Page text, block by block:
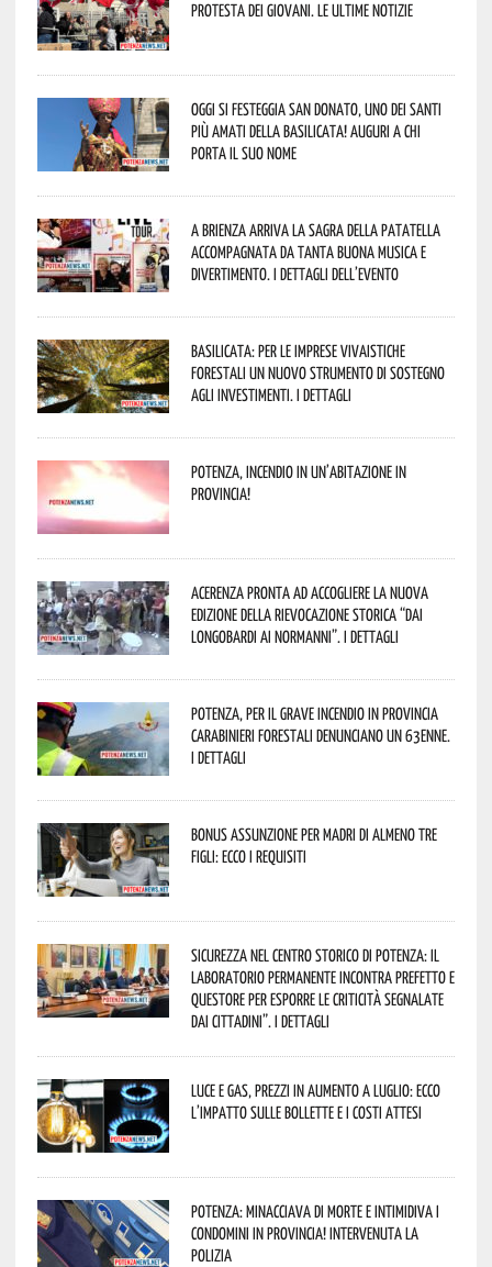
protesta dei giovani. Le ultime notizie
Oggi si festeggia San Donato, uno dei Santi
più amati della Basilicata! Auguri a chi
porta il suo nome
A Brienza arriva la Sagra della Patatella
accompagnata da tanta buona musica e
divertimento. I dettagli dell’evento
Basilicata: per le imprese vivaistiche
forestali un nuovo strumento di sostegno
agli investimenti. I dettagli
Potenza, incendio in un’abitazione in
provincia!
Acerenza pronta ad accogliere la nuova
edizione della rievocazione storica “Dai
Longobardi ai Normanni”. I dettagli
Potenza, per il grave incendio in Provincia
Carabinieri forestali denunciano un 63enne.
I dettagli
Bonus assunzione per madri di almeno tre
figli: ecco i requisiti
Sicurezza nel Centro Storico di Potenza: il
Laboratorio Permanente incontra Prefetto e
Questore per esporre le criticità segnalate
dai cittadini”. I dettagli
Luce e gas, prezzi in aumento a luglio: ecco
l’impatto sulle bollette e i costi attesi
Potenza: minacciava di morte e intimidiva i
condomini in provincia! Intervenuta la
Polizia